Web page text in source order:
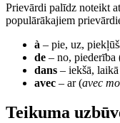
Prievārdi palīdz noteikt
populārākajiem
à – pie, uz,
de – no, piederība
dans – iekšā,
avec – ar (avec
Teikuma